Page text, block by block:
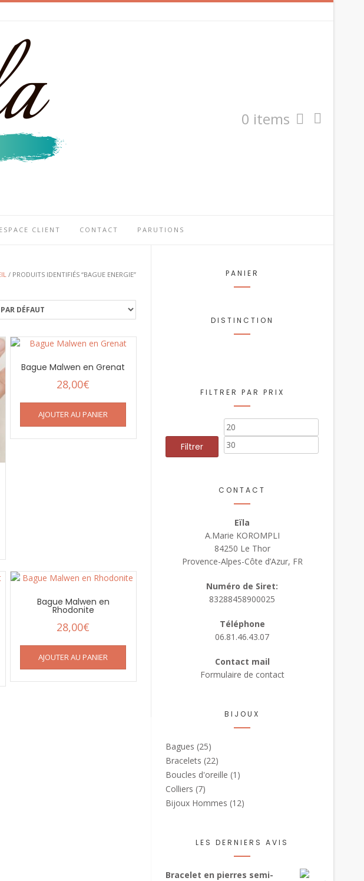
0 items
ESPACE CLIENT CONTACT PARUTIONS
/ PRODUITS IDENTIFIÉS “BAGUE ENERGIE”
Bague Malwen en Grenat
28,00€
AJOUTER AU PANIER
Bague Malwen en
Rhodonite
28,00€
AJOUTER AU PANIER
PANIER
DISTINCTION
FILTRER PAR PRIX
Prix
min
Filtrer
CONTACT
Eïla
A.Marie KOROMPLI
84250 Le Thor
Provence-Alpes-Côte d’Azur, FR
Numéro de Siret:
83288458900025
Téléphone
06.81.46.43.07
Contact mail
Formulaire de contact
BIJOUX
Bagues (25)
Bracelets (22)
Boucles d'oreille (1)
Colliers (7)
Bijoux Hommes (12)
LES DERNIERS AVIS
Bracelet en pierres semi-